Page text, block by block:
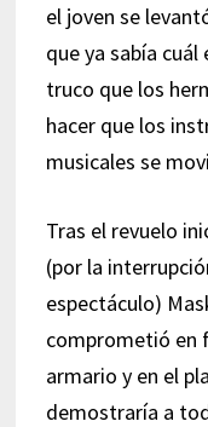
el joven se
que ya sabía cuál
truco que los
hacer que los
musicales se
Tras el revuelo
(por la
espectáculo)
comprometió en
armario y en el
demostraría a